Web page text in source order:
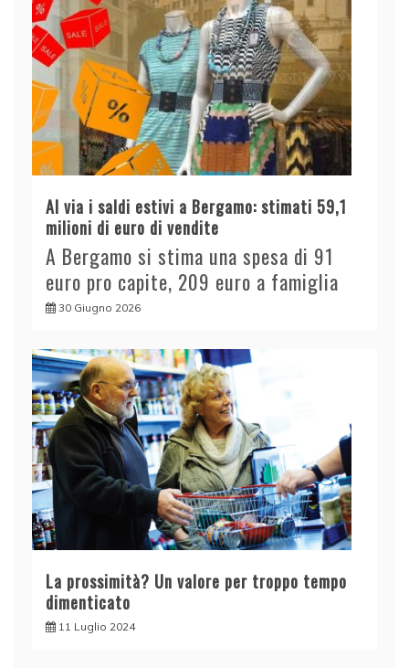
Al via i saldi estivi a Bergamo: stimati 59,1
milioni di euro di vendite
A Bergamo si stima una spesa di 91
euro pro capite, 209 euro a famiglia
30 Giugno 2026
La prossimità? Un valore per troppo tempo
dimenticato
11 Luglio 2024